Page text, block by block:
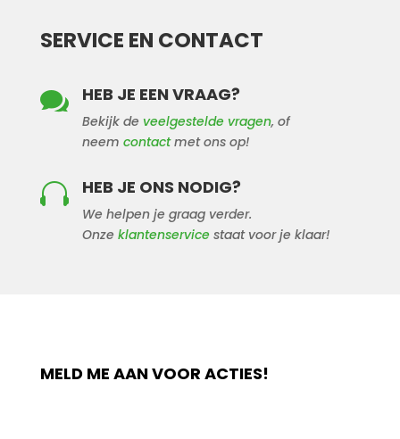
SERVICE EN CONTACT
 HEB JE EEN VRAAG?
Bekijk de veelgestelde vragen, of
neem contact met ons op!
 HEB JE ONS NODIG?
We helpen je graag verder.
Onze klantenservice staat voor je klaar!
MELD ME AAN VOOR ACTIES!